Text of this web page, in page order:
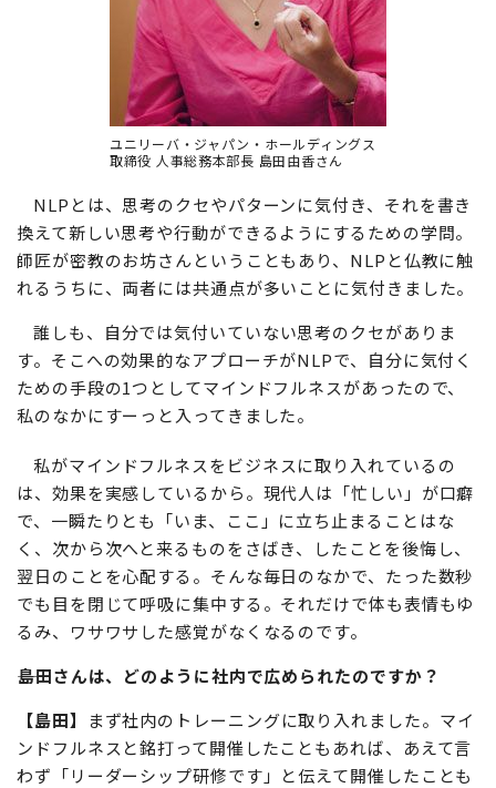
ユニリーバ・ジャパン・ホールディングス
取締役 人事総務本部長 島田由香さん
NLPとは、思考のクセやパターンに気付き、それを書き
換えて新しい思考や行動ができるようにするための学問。
師匠が密教のお坊さんということもあり、NLPと仏教に触
れるうちに、両者には共通点が多いことに気付きました。
誰しも、自分では気付いていない思考のクセがありま
す。そこへの効果的なアプローチがNLPで、自分に気付く
ための手段の1つとしてマインドフルネスがあったので、
私のなかにすーっと入ってきました。
私がマインドフルネスをビジネスに取り入れているの
は、効果を実感しているから。現代人は「忙しい」が口癖
で、一瞬たりとも「いま、ここ」に立ち止まることはな
く、次から次へと来るものをさばき、したことを後悔し、
翌日のことを心配する。そんな毎日のなかで、たった数秒
でも目を閉じて呼吸に集中する。それだけで体も表情もゆ
るみ、ワサワサした感覚がなくなるのです。
――島田さんは、どのように社内で広められたのですか？
【島田】
まず社内のトレーニングに取り入れました。マイ
ンドフルネスと銘打って開催したこともあれば、あえて言
わず「リーダーシップ研修です」と伝えて開催したことも